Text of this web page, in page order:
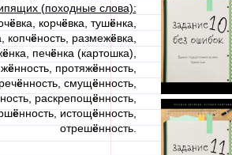
(походные слова):
ёвка, корчёвка, тушёнка,
копчёность, размежёвка,
ёнка, печёнка (картошка),
ённость, протяжённость,
ённость, смущённость,
раскрепощённость,
ённость, истощённость,
отрешённость.